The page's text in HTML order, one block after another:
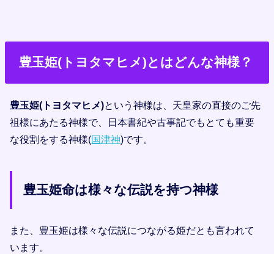
豊玉姫(トヨタマヒメ)とはどんな神様？
豊玉姫(トヨタマヒメ)という神様は、天皇家の直接のご先
祖様にあたる神様で、日本書紀や古事記でもとても重要
な役割をする神様(国津神)です。
豊玉姫命は様々な伝説を持つ神様
また、豊玉姫は様々な伝説につながる姫だとも言われて
います。